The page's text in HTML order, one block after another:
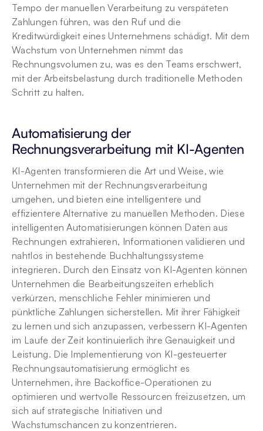
Tempo der manuellen Verarbeitung zu verspäteten
Zahlungen führen, was den Ruf und die
Kreditwürdigkeit eines Unternehmens schädigt. Mit dem
Wachstum von Unternehmen nimmt das
Rechnungsvolumen zu, was es den Teams erschwert,
mit der Arbeitsbelastung durch traditionelle Methoden
Schritt zu halten.
Automatisierung der
Rechnungsverarbeitung mit KI-Agenten
KI-Agenten transformieren die Art und Weise, wie
Unternehmen mit der Rechnungsverarbeitung
umgehen, und bieten eine intelligentere und
effizientere Alternative zu manuellen Methoden. Diese
intelligenten Automatisierungen können Daten aus
Rechnungen extrahieren, Informationen validieren und
nahtlos in bestehende Buchhaltungssysteme
integrieren. Durch den Einsatz von KI-Agenten können
Unternehmen die Bearbeitungszeiten erheblich
verkürzen, menschliche Fehler minimieren und
pünktliche Zahlungen sicherstellen. Mit ihrer Fähigkeit
zu lernen und sich anzupassen, verbessern KI-Agenten
im Laufe der Zeit kontinuierlich ihre Genauigkeit und
Leistung. Die Implementierung von KI-gesteuerter
Rechnungsautomatisierung ermöglicht es
Unternehmen, ihre Backoffice-Operationen zu
optimieren und wertvolle Ressourcen freizusetzen, um
sich auf strategische Initiativen und
Wachstumschancen zu konzentrieren.